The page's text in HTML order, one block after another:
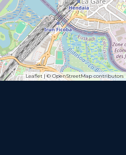
Leaflet| © OpenStreetMapcontributors